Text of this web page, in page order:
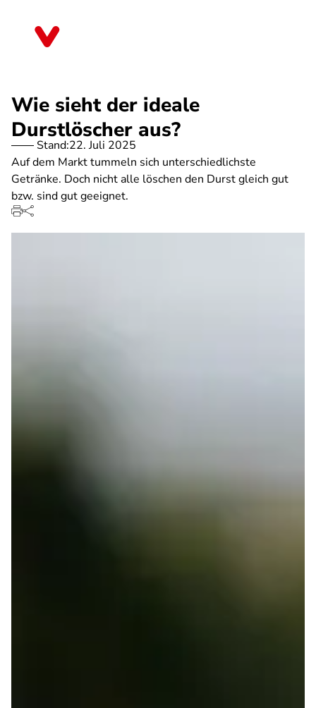
Wie sieht der ideale
Durstlöscher aus?
Stand:22. Juli 2025
Auf dem Markt tummeln sich unterschiedlichste
Getränke. Doch nicht alle löschen den Durst gleich gut
bzw. sind gut geeignet.